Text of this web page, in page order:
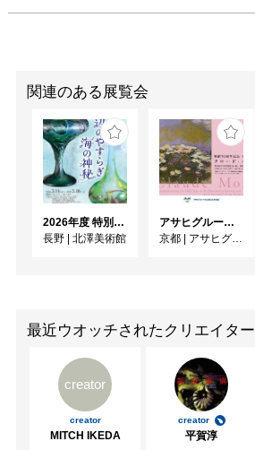
関連のある展覧会
2026年度 特別展「ガレとドーム、アール･ヌーヴォーのガラス 水辺のやすらぎ、海の神秘」
長野 | 北澤美術館
アサヒグループ大山崎山荘美術館 開館30周年記念展「没後100年 クロード・モネ」
京都 | アサヒグループ大山崎山荘美術館
最近ウオッチされたクリエイター
creator
creator
MITCH IKEDA
creator
平賀淳